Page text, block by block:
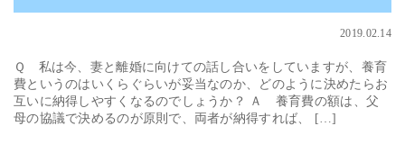
2019.02.14
Ｑ 私は今、妻と離婚に向けての話し合いをしていますが、養育
費というのはいくらぐらいが妥当なのか、どのように決めたらお
互いに納得しやすくなるのでしょうか？ Ａ 養育費の額は、父
母の協議で決めるのが原則で、両者が納得すれば、 […]